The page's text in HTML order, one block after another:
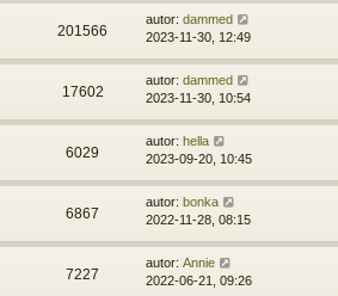
201566
autor: dammed
2023-11-30, 12:49
17602
autor: dammed
2023-11-30, 10:54
6029
autor: hella
2023-09-20, 10:45
6867
autor: bonka
2022-11-28, 08:15
7227
autor: Annie
2022-06-21, 09:26